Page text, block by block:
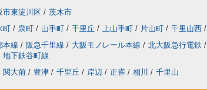
市東淀川区 / 茨木市
町 / 泉町 / 山手町 / 千里丘 / 上山手町 / 片山町 / 千里山西 /
本線 / 阪急千里線 / 大阪モノレール本線 / 北大阪急行電鉄 /
地下鉄谷町線
関大前 / 豊津 / 千里丘 / 岸辺 / 正雀 / 相川 / 千里山